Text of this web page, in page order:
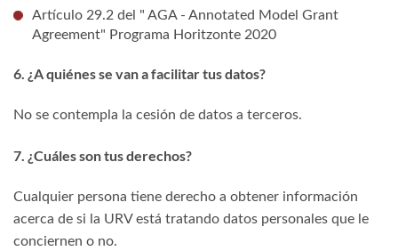
Artículo 29.2 del " AGA - Annotated Model Grant
Agreement" Programa Horitzonte 2020
6. ¿A quiénes se van a facilitar tus datos?
No se contempla la cesión de datos a terceros.
7. ¿Cuáles son tus derechos?
Cualquier persona tiene derecho a obtener información
acerca de si la URV está tratando datos personales que le
conciernen o no.